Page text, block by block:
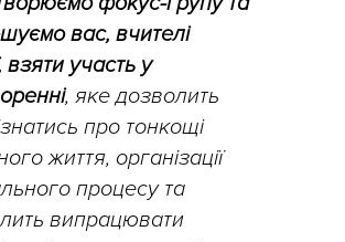
вас, вчителі
взяти участь у
, яке дозволить
про тонкощі
життя, організації
процесу та
випрацювати